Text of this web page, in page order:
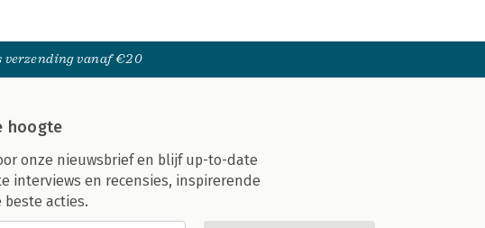
verzending vanaf €20
hoogte
onze nieuwsbrief en blijf up-to-date
interviews en recensies, inspirerende
acties.